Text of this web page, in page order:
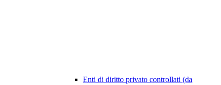
Enti di diritto privato controllati (da